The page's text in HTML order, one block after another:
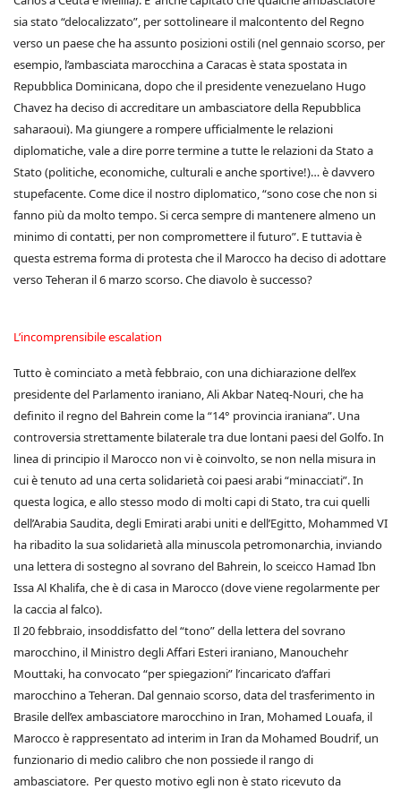
sia stato “delocalizzato”, per sottolineare il malcontento del Regno
verso un paese che ha assunto posizioni ostili (nel gennaio scorso, per
esempio, l’ambasciata marocchina a Caracas è stata spostata in
Repubblica Dominicana, dopo che il presidente venezuelano Hugo
Chavez ha deciso di accreditare un ambasciatore della Repubblica
saharaoui). Ma giungere a rompere ufficialmente le relazioni
diplomatiche, vale a dire porre termine a tutte le relazioni da Stato a
Stato (politiche, economiche, culturali e anche sportive!)… è davvero
stupefacente. Come dice il nostro diplomatico, “sono cose che non si
fanno più da molto tempo. Si cerca sempre di mantenere almeno un
minimo di contatti, per non compromettere il futuro”. E tuttavia è
questa estrema forma di protesta che il Marocco ha deciso di adottare
verso Teheran il 6 marzo scorso. Che diavolo è successo?
L’incomprensibile escalation
Tutto è cominciato a metà febbraio, con una dichiarazione dell’ex
presidente del Parlamento iraniano, Ali Akbar Nateq-Nouri, che ha
definito il regno del Bahrein come la “14° provincia iraniana”. Una
controversia strettamente bilaterale tra due lontani paesi del Golfo. In
linea di principio il Marocco non vi è coinvolto, se non nella misura in
cui è tenuto ad una certa solidarietà coi paesi arabi “minacciati”. In
questa logica, e allo stesso modo di molti capi di Stato, tra cui quelli
dell’Arabia Saudita, degli Emirati arabi uniti e dell’Egitto, Mohammed VI
ha ribadito la sua solidarietà alla minuscola petromonarchia, inviando
una lettera di sostegno al sovrano del Bahrein, lo sceicco Hamad Ibn
Issa Al Khalifa, che è di casa in Marocco (dove viene regolarmente per
la caccia al falco).
Il 20 febbraio, insoddisfatto del “tono” della lettera del sovrano
marocchino, il Ministro degli Affari Esteri iraniano, Manouchehr
Mouttaki, ha convocato “per spiegazioni” l’incaricato d’affari
marocchino a Teheran. Dal gennaio scorso, data del trasferimento in
Brasile dell’ex ambasciatore marocchino in Iran, Mohamed Louafa, il
Marocco è rappresentato ad interim in Iran da Mohamed Boudrif, un
funzionario di medio calibro che non possiede il rango di
ambasciatore. Per questo motivo egli non è stato ricevuto da